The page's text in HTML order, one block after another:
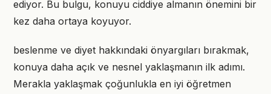
ediyor. Bu bulgu, konuyu ciddiye almanın önemini bir
kez daha ortaya koyuyor.
beslenme ve diyet hakkındaki önyargıları bırakmak,
konuya daha açık ve nesnel yaklaşmanın ilk adımı.
Merakla yaklaşmak çoğunlukla en iyi öğretmen